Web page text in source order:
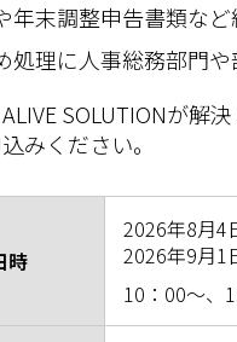
年末調整申告書類な
処理に人事総務部門
SOLUTIONが解決
みください。
時
2026年8月4
2026年9月1
10：00～、